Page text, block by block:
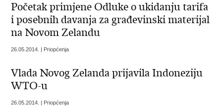
Početak primjene Odluke o ukidanju tarifa
i posebnih davanja za građevinski materijal
na Novom Zelandu
26.05.2014. | Priopćenja
Vlada Novog Zelanda prijavila Indoneziju
WTO-u
26.05.2014. | Priopćenja